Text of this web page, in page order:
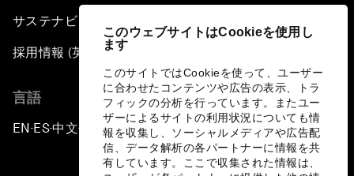
このウェブサイトはCookieを使用し
ます
このサイトではCookieを使って、ユーザー
に合わせたコンテンツや広告の表示、トラ
フィックの分析を行っています。またユー
ザーによるサイトの利用状況についても情
報を収集し、ソーシャルメディアや広告配
信、データ解析の各パートナーに情報を共
有しています。ここで収集された情報は、
サステナビリティへの取り組み
採用情報 (英語のみ)
言語
EN ▪ ES▪中文▪ 日本語